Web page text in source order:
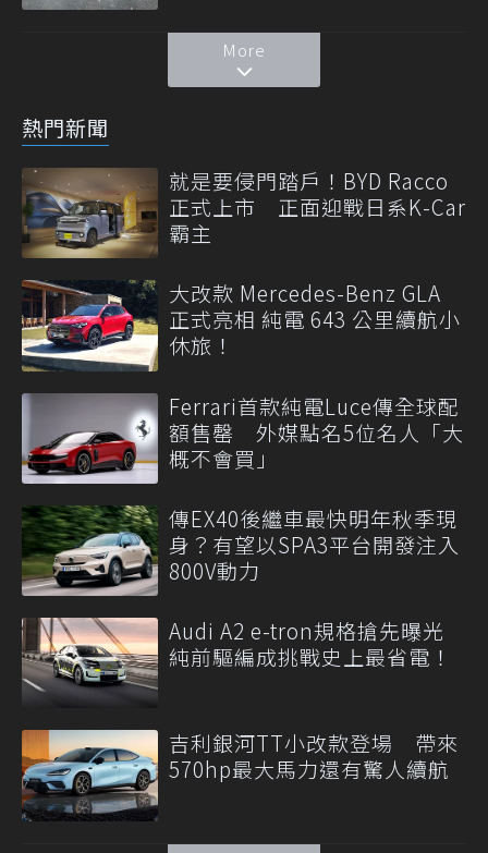
More
熱門新聞
就是要侵門踏戶！BYD Racco
正式上市 正面迎戰日系K-Car
霸主
大改款 Mercedes-Benz GLA
正式亮相 純電 643 公里續航小
休旅！
Ferrari首款純電Luce傳全球配
額售罄 外媒點名5位名人「大
概不會買」
傳EX40後繼車最快明年秋季現
身？有望以SPA3平台開發注入
800V動力
Audi A2 e-tron規格搶先曝光
純前驅編成挑戰史上最省電！
吉利銀河TT小改款登場 帶來
570hp最大馬力還有驚人續航